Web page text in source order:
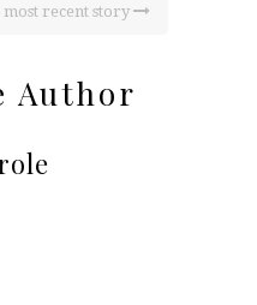
most recent story
Author